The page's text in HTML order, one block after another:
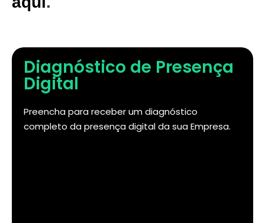
Diagnóstico de Presença
Digital
Preencha para receber um diagnóstico
completo da presença digital da sua Empresa.